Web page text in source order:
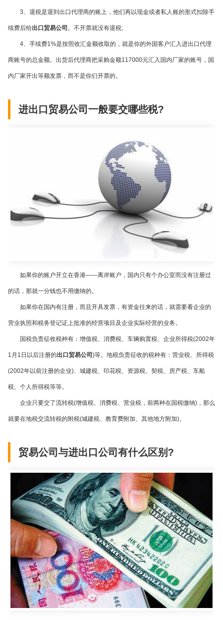
3、退税是退到出口代理商的账上，他们再以现金或者私人账的形式扣除手
续费后给出口贸易公司 。不开票就没有退税;
4、手续费1%是按照收汇金额收取的，就是你的外国客户汇入进出口代理
商账号的总金额。出货后代理商把采购金额117000元汇入国内厂家的账号，国
内厂家开出等额发票，而不是你们开票的。
进出口贸易公司一般要交哪些税?
如果你的账户开立在香港——离岸账户，国内只有个办公室而没有注册过
的话，那就一分钱也不用缴纳的。
如果你在国内有注册，而且开具发票，有资金往来的话，就需要看企业的
营业执照和税务登记证上批准的经营项目及企业实际经营的业务。
国税负责征收税种有：增值税、消费税、车辆购置税、企业所得税(2002年
1 月 1 日以后注册的出口贸易公司)等。地税负责征收的税种有：营业税、所得税
(2002年以前注册的企业)、城建税、印花税、资源税、契税、房产税、车船
税、个人所得税等等。
企业只要交了流转税(增值税、消费税、营业税，前两种在国税缴纳) ，那么
就要在地税交流转税的附税(城建税、教育费附加、其他地方附加)。
贸易公司与进出口公司有什么区别?